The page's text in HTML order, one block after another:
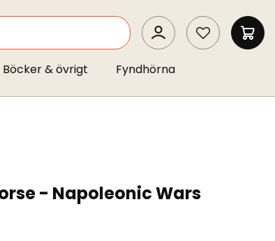
SEARCH
MIN
Böcker & övrigt Fyndhörna
- Napoleonic Wars